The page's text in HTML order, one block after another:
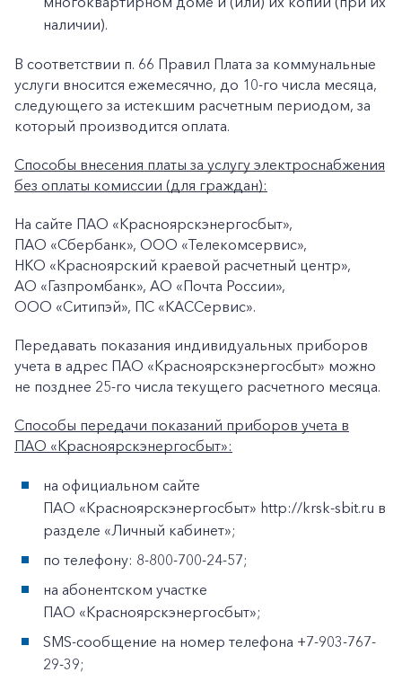
+7-800-700-24-57
Заказать обратный звонок
Частным клиентам
Корпоративным клиентам
наличии).
В соответствии п. 66 Правил Плата за коммунальные
услуги вносится ежемесячно, до 10-го числа месяца,
следующего за истекшим расчетным периодом, за
который производится оплата.
Способы внесения платы за услугу электроснабжения
без оплаты комиссии (для граждан):
На сайте ПАО «Красноярскэнергосбыт»,
ПАО «Сбербанк», ООО «Телекомсервис»,
НКО «Красноярский краевой расчетный центр»,
АО «Газпромбанк», АО «Почта России»,
ООО «Ситипэй», ПС «КАССервис».
Передавать показания индивидуальных приборов
учета в адрес ПАО «Красноярскэнергосбыт» можно
не позднее 25-го числа текущего расчетного месяца.
Способы передачи показаний приборов учета в
ПАО «Красноярскэнергосбыт»:
на официальном сайте
ПАО «Красноярскэнергосбыт» http://krsk-sbit.ru в
разделе «Личный кабинет»;
по телефону: 8-800-700-24-57;
на абонентском участке
ПАО «Красноярскэнергосбыт»;
SMS-сообщение на номер телефона +7-903-767-
29-39;